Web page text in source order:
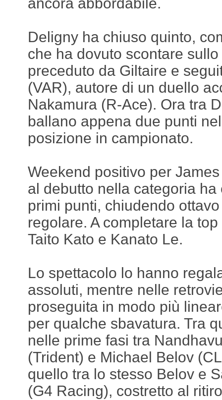
ancora abbordabile.
Deligny ha chiuso quinto,
che ha dovuto scontare
preceduto da Giltaire e
(VAR), autore di un duello
Nakamura (R-Ace). Ora tra
ballano appena due punti
posizione in campionato.
Weekend positivo per
al debutto nella categoria
primi punti, chiudendo
regolare. A completare la
Taito Kato e Kanato Le.
Lo spettacolo lo hanno
assoluti, mentre nelle
proseguita in modo più
per qualche sbavatura. Tra
nelle prime fasi tra
(Trident) e Michael Belov
quello tra lo stesso Belov e
(G4 Racing), costretto al